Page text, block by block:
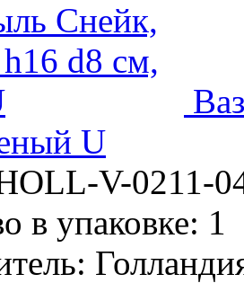
U
V-0211-
в упаковке: 1